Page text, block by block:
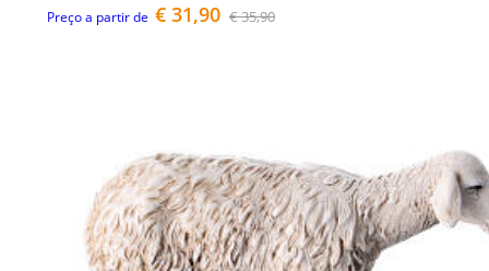
Preço a partir de € 31,90 € 35,90